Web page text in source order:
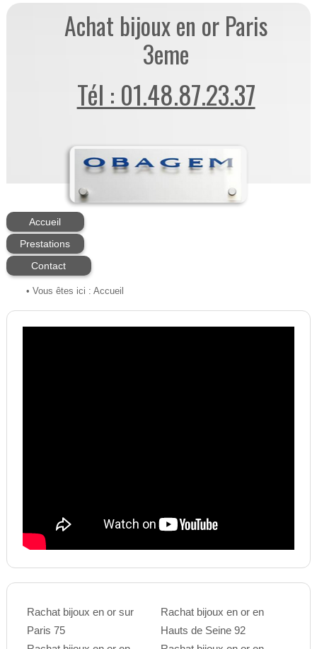
Achat bijoux en or Paris
3eme
Tél : 01.48.87.23.37
Accueil
Prestations
Contact
• Vous êtes ici : Accueil
Rachat bijoux en or sur
Paris 75
Rachat bijoux en or en
Hauts de Seine 92